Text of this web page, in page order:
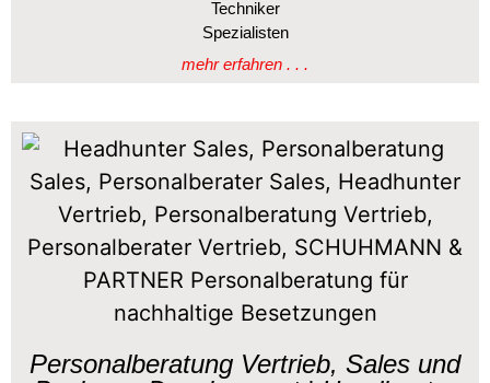
Techniker
Spezialisten
mehr erfahren . . .
Personalberatung Vertrieb, Sales und